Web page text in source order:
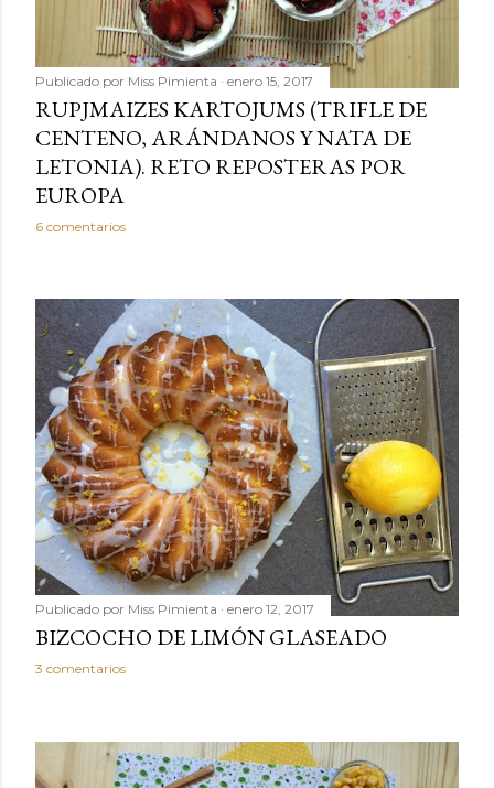
Publicado por Miss Pimienta enero 15, 2017
RUPJMAIZES KARTOJUMS (TRIFLE DE
CENTENO, ARÁNDANOS Y NATA DE
LETONIA). RETO REPOSTERAS POR
EUROPA
6 comentarios
Publicado por Miss Pimienta enero 12, 2017
BIZCOCHO DE LIMÓN GLASEADO
3 comentarios